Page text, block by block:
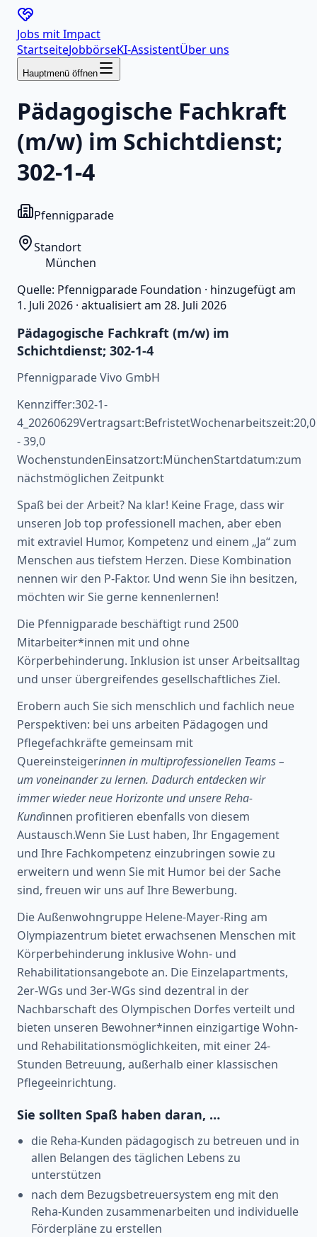
Jobs mitImpact
StartseiteJobbörseKI-AssistentÜber uns
Hauptmenü öffnen
Pädagogische Fachkraft
(m/w) im Schichtdienst;
302-1-4
Pfennigparade
Standort
München
Quelle: Pfennigparade Foundation · hinzugefügt am
1. Juli 2026 · aktualisiert am 28. Juli 2026
Pädagogische Fachkraft (m/w) im
Schichtdienst; 302-1-4
Pfennigparade Vivo GmbH
Kennziffer:302-1-
4_20260629Vertragsart:BefristetWochenarbeitszeit:20,0
- 39,0
WochenstundenEinsatzort:MünchenStartdatum:zum
nächstmöglichen Zeitpunkt
Spaß bei der Arbeit? Na klar! Keine Frage, dass wir
unseren Job top professionell machen, aber eben
mit extraviel Humor, Kompetenz und einem „Ja“ zum
Menschen aus tiefstem Herzen. Diese Kombination
nennen wir den P-Faktor. Und wenn Sie ihn besitzen,
möchten wir Sie gerne kennenlernen!
Die Pfennigparade beschäftigt rund 2500
Mitarbeiter*innen mit und ohne
Körperbehinderung. Inklusion ist unser Arbeitsalltag
und unser übergreifendes gesellschaftliches Ziel.
Erobern auch Sie sich menschlich und fachlich neue
Perspektiven: bei uns arbeiten Pädagogen und
Pflegefachkräfte gemeinsam mit
Quereinsteigerinnen in multiprofessionellen Teams –
um voneinander zu lernen. Dadurch entdecken wir
immer wieder neue Horizonte und unsere Reha-
Kundinnen profitieren ebenfalls von diesem
Austausch.Wenn Sie Lust haben, Ihr Engagement
und Ihre Fachkompetenz einzubringen sowie zu
erweitern und wenn Sie mit Humor bei der Sache
sind, freuen wir uns auf Ihre Bewerbung.
Die Außenwohngruppe Helene-Mayer-Ring am
Olympiazentrum bietet erwachsenen Menschen mit
Körperbehinderung inklusive Wohn- und
Rehabilitationsangebote an. Die Einzelapartments,
2er-WGs und 3er-WGs sind dezentral in der
Nachbarschaft des Olympischen Dorfes verteilt und
bieten unseren Bewohner*innen einzigartige Wohn-
und Rehabilitationsmöglichkeiten, mit einer 24-
Stunden Betreuung, außerhalb einer klassischen
Pflegeeinrichtung.
Sie sollten Spaß haben daran, …
die Reha-Kunden pädagogisch zu betreuen und in
allen Belangen des täglichen Lebens zu
unterstützen
nach dem Bezugsbetreuersystem eng mit den
Reha-Kunden zusammenarbeiten und individuelle
Förderpläne zu erstellen